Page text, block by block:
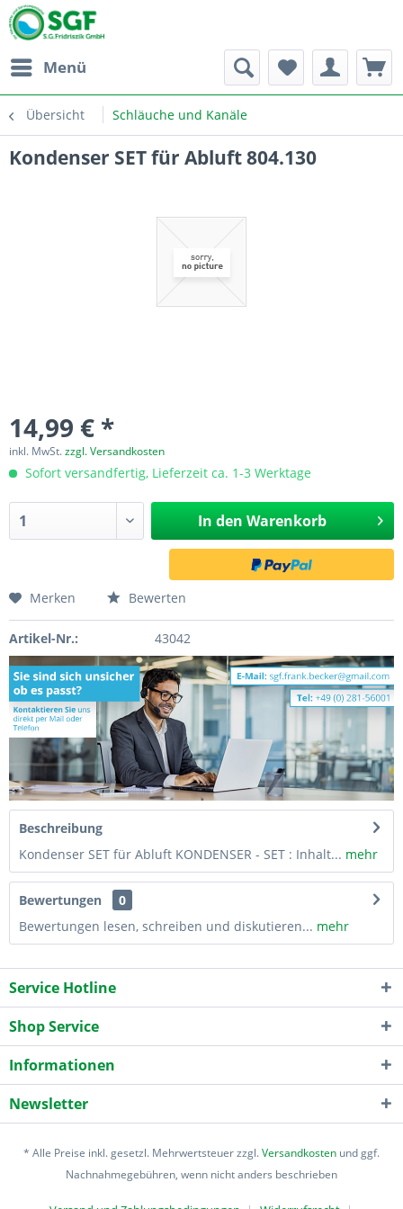
Menü
Übersicht Schläuche und Kanäle
Kondenser SET für Abluft 804.130
14,99 € *
inkl. MwSt.zzgl. Versandkosten
Sofort versandfertig, Lieferzeit ca. 1-3 Werktage
In den Warenkorb
Merken Bewerten
Artikel-Nr.: 43042
Beschreibung
Kondenser SET für Abluft KONDENSER - SET : Inhalt... mehr
Bewertungen
0
Bewertungen lesen, schreiben und diskutieren... mehr
Service Hotline
Shop Service
Informationen
Newsletter
* Alle Preise inkl. gesetzl. Mehrwertsteuer zzgl.Versandkosten und ggf.
Nachnahmegebühren, wenn nicht anders beschrieben